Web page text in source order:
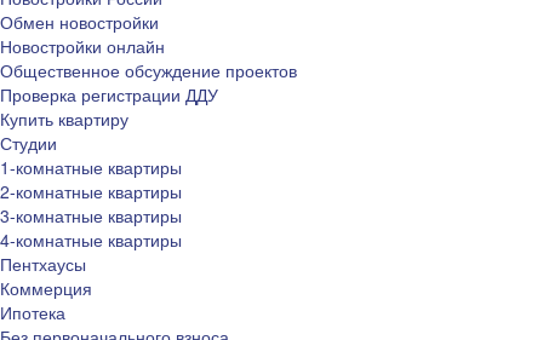
Обмен новостройки
Новостройки онлайн
Общественное обсуждение проектов
Проверка регистрации ДДУ
Купить квартиру
Студии
1-комнатные квартиры
2-комнатные квартиры
3-комнатные квартиры
4-комнатные квартиры
Пентхаусы
Коммерция
Ипотека